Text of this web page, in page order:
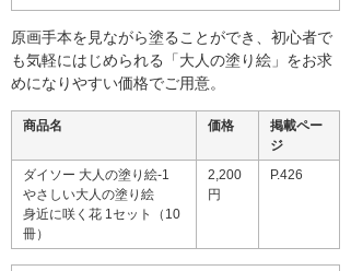
原画手本を見ながら塗ることができ、初心者で
も気軽にはじめられる「大人の塗り絵」をお求
めになりやすい価格でご用意。
商品名 価格
掲載ペー
ジ
ダイソー 大人の塗り絵-1
やさしい大人の塗り絵
身近に咲く花 1セット（10
冊）
2,200
円
P.426